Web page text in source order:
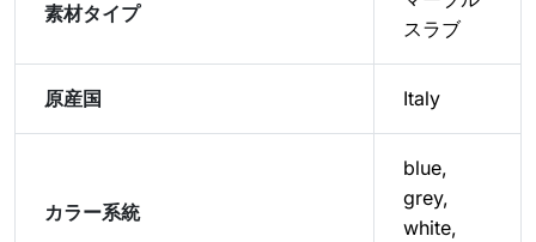
素材タイプ
スラブ
原産国 Italy
カラー系統
blue,
grey,
white,